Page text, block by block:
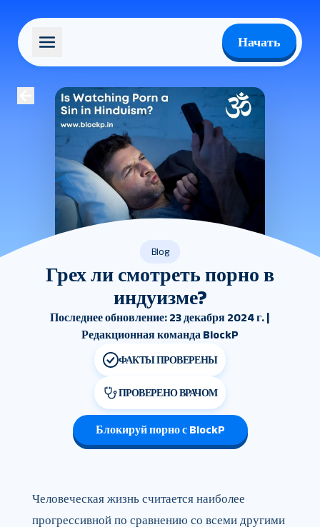
Начать
Blog
Грех ли смотреть порно в
индуизме?
Последнее обновление: 23 декабря 2024 г. |
Редакционная команда BlockP
ФАКТЫ ПРОВЕРЕНЫ
ПРОВЕРЕНО ВРАЧОМ
Блокируй порно с BlockP
Человеческая жизнь считается наиболее
прогрессивной по сравнению со всеми другими